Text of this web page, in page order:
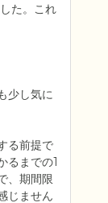
た。これ
少し気に
る前提で
るまでの1
、期間限
じません